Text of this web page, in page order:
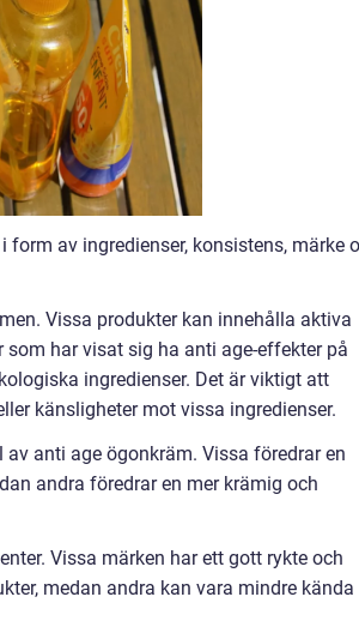
av ingredienser, konsistens, märke
Vissa produkter kan innehålla aktiva
har visat sig ha anti age-effekter på
ingredienser. Det är viktigt att
känsligheter mot vissa ingredienser.
anti age ögonkräm. Vissa föredrar en
andra föredrar en mer krämig och
Vissa märken har ett gott rykte och
medan andra kan vara mindre kända